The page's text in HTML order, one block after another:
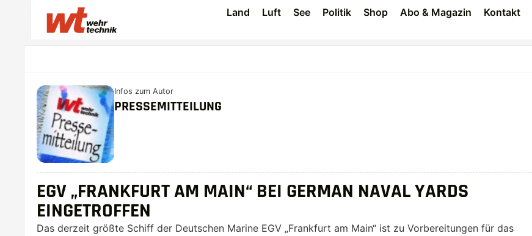
Land Luft See Politik Shop Abo & Magazin Kontakt
Infos zum Autor
PRESSEMITTEILUNG
EGV „FRANKFURT AM MAIN“ BEI GERMAN NAVAL YARDS
EINGETROFFEN
Das derzeit größte Schiff der Deutschen Marine EGV „Frankfurt am Main“ ist zu Vorbereitungen für das